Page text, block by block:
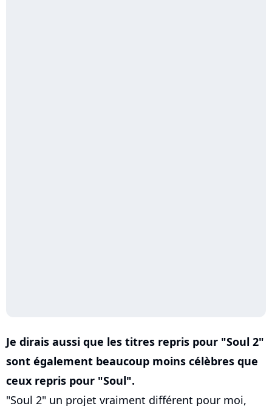
Je dirais aussi que les titres repris pour "Soul 2"
sont également beaucoup moins célèbres que
ceux repris pour "Soul".
"Soul 2" un projet vraiment différent pour moi,